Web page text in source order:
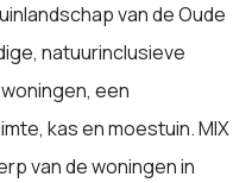
van de Oude
natuurinclusieve
een
kas en moestuin. MIX
van de woningen in